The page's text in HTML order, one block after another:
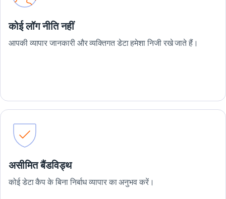
कोई लॉग नीति नहीं
आपकी व्यापार जानकारी और व्यक्तिगत डेटा हमेशा निजी रखे जाते हैं।
असीमित बैंडविड्थ
कोई डेटा कैप के बिना निर्बाध व्यापार का अनुभव करें।